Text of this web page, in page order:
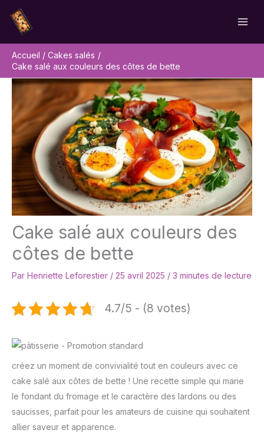
contenu
Accueil
Cakes salés
Cake salé aux couleurs des côtes de bette
Cake salé aux couleurs des
côtes de bette
Par Henriette Leforestier / 25 avril 2025 / 3 minutes de lecture
4.7/5 - (8 votes)
créez un moment de convivialité tout en couleurs avec ce
cake salé aux côtes de bette ! Une recette simple qui marie
le fondant du fromage et le caractère des lardons ou des
saucisses, parfait pour les amateurs de cuisine qui souhaitent
allier saveur et apparence.
Rechercher